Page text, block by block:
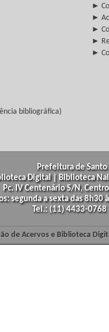
►
►
►
►
►
bibliográfica)
Prefeitura de
Digital | Biblioteca
Pc. IV Centenário S/N,
segunda a sexta das
Tel.: (11) 4433-
de Acervos e Biblioteca